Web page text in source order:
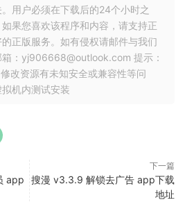
用户必须在下载后的24个小时之
果您喜欢该程序和内容，请支持正
正版服务。如有侵权请邮件与我们
：yj906668@outlook.com 提示：
改资源有未知安全或兼容性等问
机内测试安装
app
下一篇
搜漫 v3.3.9 解锁去广告 app下载
地址